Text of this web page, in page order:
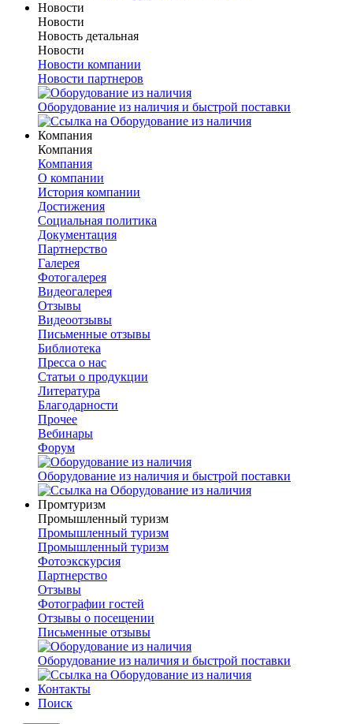
Новости
Новости
Новость детальная
Новости
Новости компании
Новости партнеров
Оборудование из наличия и быстрой поставки
Компания
Компания
Компания
О компании
История компании
Достижения
Социальная политика
Документация
Партнерство
Галерея
Фотогалерея
Видеогалерея
Отзывы
Видеоотзывы
Письменные отзывы
Библиотека
Пресса о нас
Статьи о продукции
Литература
Благодарности
Прочее
Вебинары
Форум
Оборудование из наличия и быстрой поставки
Промтуризм
Промышленный туризм
Промышленный туризм
Промышленный туризм
Фотоэкскурсия
Партнерство
Отзывы
Фотографии гостей
Отзывы о посещении
Письменные отзывы
Оборудование из наличия и быстрой поставки
Контакты
Поиск